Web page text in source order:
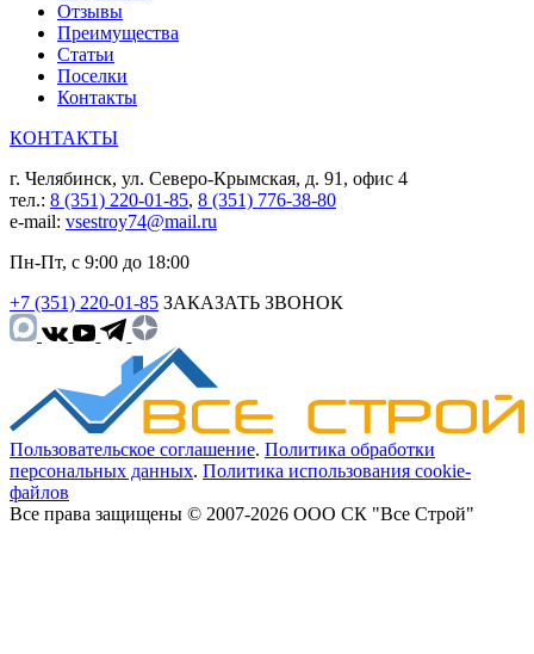
Отзывы
Преимущества
Статьи
Поселки
Контакты
КОНТАКТЫ
г. Челябинск, ул. Северо-Крымская, д. 91, офис 4
тел.: 8 (351) 220-01-85, 8 (351) 776-38-80
e-mail: vsestroy74@mail.ru
Пн-Пт, с 9:00 до 18:00
+7 (351) 220-01-85 ЗАКАЗАТЬ ЗВОНОК
Пользовательское соглашение. Политика обработки
персональных данных. Политика использования cookie-
файлов
Все права защищены © 2007-2026 ООО СК "Все Строй"